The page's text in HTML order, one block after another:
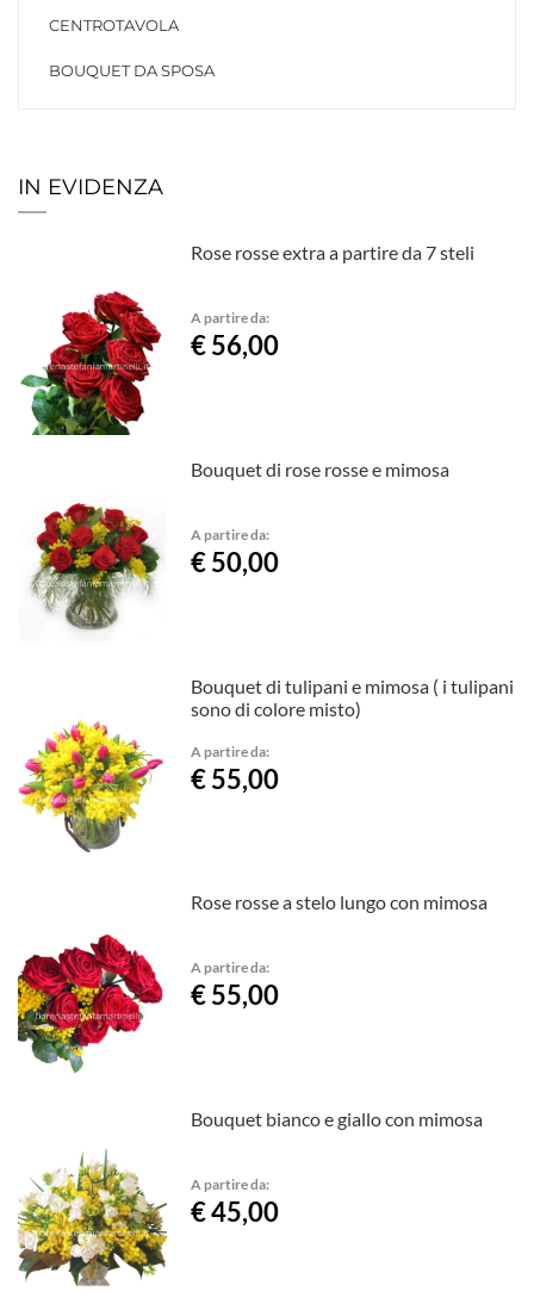
CENTROTAVOLA
BOUQUET DA SPOSA
IN EVIDENZA
Rose rosse extra a partire da 7 steli
A partire da:
€ 56,00
Bouquet di rose rosse e mimosa
A partire da:
€ 50,00
Bouquet di tulipani e mimosa ( i tulipani
sono di colore misto)
A partire da:
€ 55,00
Rose rosse a stelo lungo con mimosa
A partire da:
€ 55,00
Bouquet bianco e giallo con mimosa
A partire da:
€ 45,00